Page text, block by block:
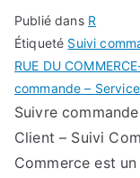
Publié dans R
Étiqueté Suivi
RUE DU
commande –
Suivre
Client – Suivi
Commerce est